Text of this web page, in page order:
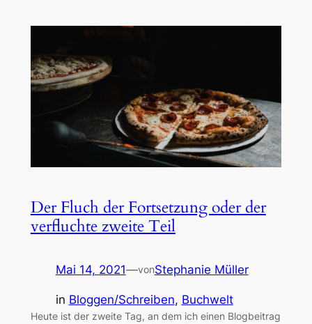
Der Fluch der Fortsetzung oder der
verfluchte zweite Teil
Mai 14, 2021—vonStephanie Müller
in Bloggen/Schreiben, Buchwelt
Heute ist der zweite Tag, an dem ich einen Blogbeitrag